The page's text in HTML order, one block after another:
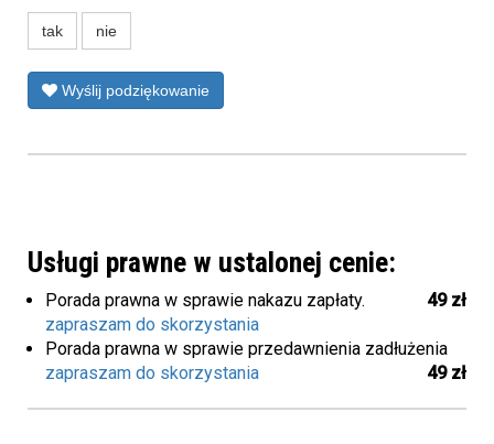
tak nie
Wyślij podziękowanie
Usługi prawne w ustalonej cenie:
Porada prawna w sprawie nakazu zapłaty.
49 zł
zapraszam do skorzystania
Porada prawna w sprawie przedawnienia zadłużenia
49 zł
zapraszam do skorzystania